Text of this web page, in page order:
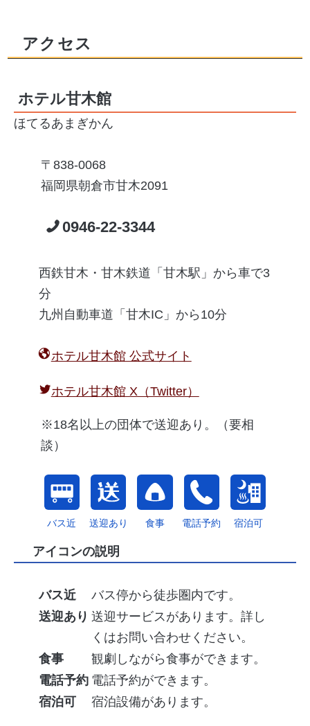
アクセス
ホテル甘木館
ほてるあまぎかん
838-0068
福岡県朝倉市甘木2091
0946-22-3344
西鉄甘木・甘木鉄道「甘木駅」から車で3
分
九州自動車道「甘木IC」から10分
ホテル甘木館 公式サイト
ホテル甘木館 X（Twitter）
※18名以上の団体で送迎あり。（要相
談）
バス近 送迎あり 食事 電話予約 宿泊可
アイコンの説明
バス近
バス停から徒歩圏内です。
送迎あり 送迎サービスがあります。詳し
くはお問い合わせください。
食事
観劇しながら食事ができます。
電話予約 電話予約ができます。
宿泊可
宿泊設備があります。